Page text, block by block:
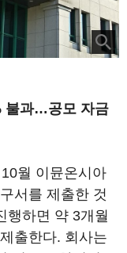
불과…공모 자금
월 이뮨온시아
서를 제출한 것
행하면 약 3개월
출한다. 회사는